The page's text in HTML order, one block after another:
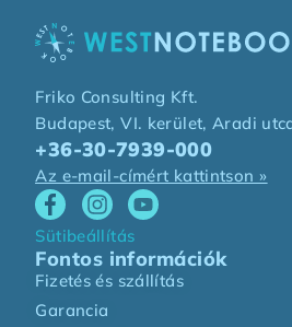
Friko Consulting Kft.
Budapest, VI. kerület, Aradi
+36-30-7939-000
Az e-mail-címért kattintson »
Sütibeállítás
Fontos információk
Fizetés és szállítás
Garancia